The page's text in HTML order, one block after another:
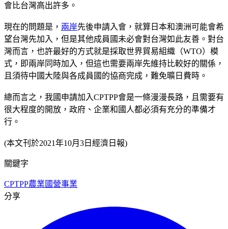
會比台灣高出許多。
現在的問題是， 兩岸先後申請入會，就算日本和澳洲可能會希
望台灣先加入，但是其他成員國未必會對台灣如此友善。對台
灣而言，也許最好的方式就是採取世界貿易組織（WTO）模
式，即兩岸同時加入，但這也需要兩岸先維持比較好的關係，
且須待中國大陸與各成員國的協商完成，難免曠日費時。
總而言之，我國申請加入CPTPP會是一條漫漫長路，且需要有
很大程度的開放，政府、企業和國人都必須有充分的準備才
行。
(本文刊於2021年10月3日經濟日報)
關鍵字
CPTPP農業 國營事業
分享